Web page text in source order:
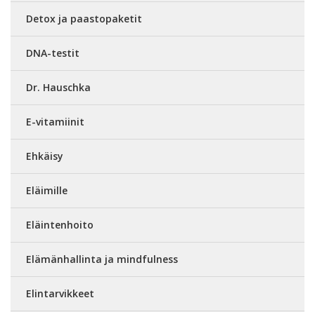
Detox ja paastopaketit
DNA-testit
Dr. Hauschka
E-vitamiinit
Ehkäisy
Eläimille
Eläintenhoito
Elämänhallinta ja mindfulness
Elintarvikkeet